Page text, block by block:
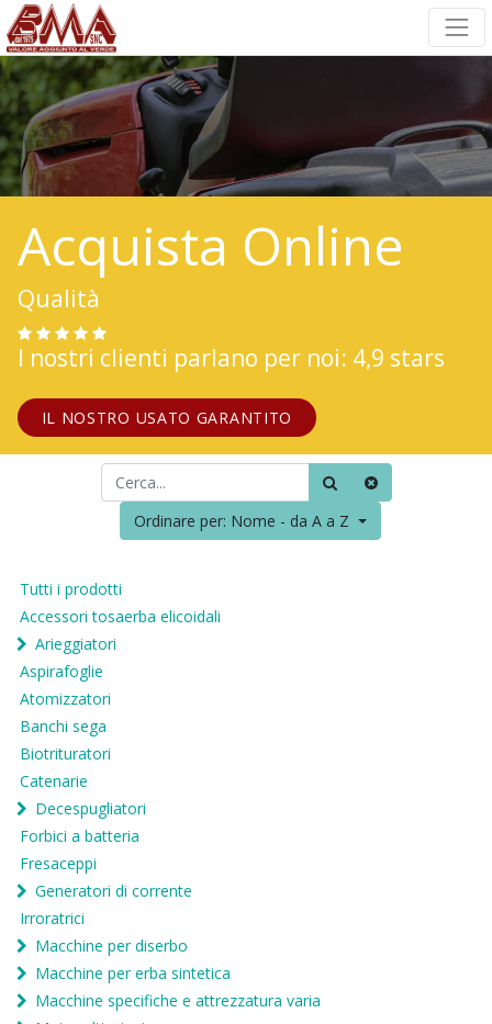
Acquista Online
Qualità
I nostri clienti parlano per noi: 4,9 stars
IL NOSTRO USATO GARANTITO
Ordinare per: Nome - da A a Z
Tutti i prodotti
Accessori tosaerba elicoidali
Arieggiatori
Aspirafoglie
Atomizzatori
Banchi sega
Biotrituratori
Catenarie
Decespugliatori
Forbici a batteria
Fresaceppi
Generatori di corrente
Irroratrici
Macchine per diserbo
Macchine per erba sintetica
Macchine specifiche e attrezzatura varia